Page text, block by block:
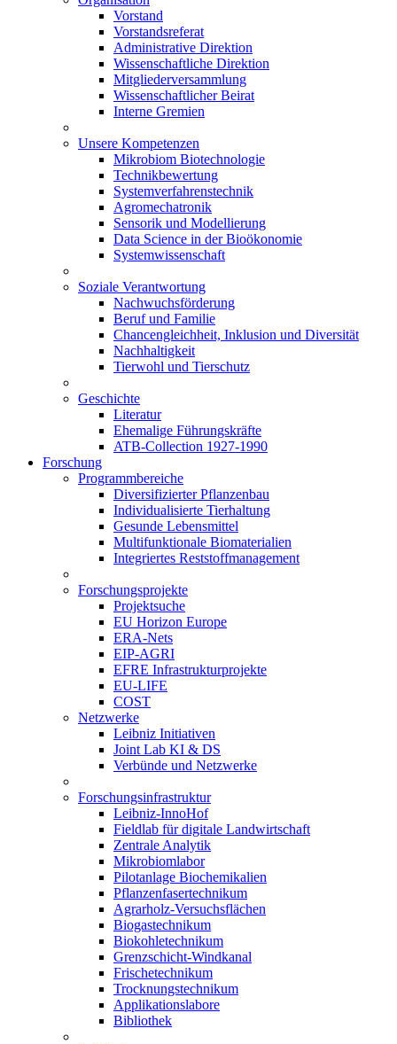
Vorstand
Vorstandsreferat
Administrative Direktion
Wissenschaftliche Direktion
Mitgliederversammlung
Wissenschaftlicher Beirat
Interne Gremien
Unsere Kompetenzen
Mikrobiom Biotechnologie
Technikbewertung
Systemverfahrenstechnik
Agromechatronik
Sensorik und Modellierung
Data Science in der Bioökonomie
Systemwissenschaft
Soziale Verantwortung
Nachwuchsförderung
Beruf und Familie
Chancengleichheit, Inklusion und Diversität
Nachhaltigkeit
Tierwohl und Tierschutz
Geschichte
Literatur
Ehemalige Führungskräfte
ATB-Collection 1927-1990
Forschung
Programmbereiche
Diversifizierter Pflanzenbau
Individualisierte Tierhaltung
Gesunde Lebensmittel
Multifunktionale Biomaterialien
Integriertes Reststoffmanagement
Forschungsprojekte
Projektsuche
EU Horizon Europe
ERA-Nets
EIP-AGRI
EFRE Infrastrukturprojekte
EU-LIFE
COST
Netzwerke
Leibniz Initiativen
Joint Lab KI & DS
Verbünde und Netzwerke
Forschungsinfrastruktur
Leibniz-InnoHof
Fieldlab für digitale Landwirtschaft
Zentrale Analytik
Mikrobiomlabor
Pilotanlage Biochemikalien
Pflanzenfasertechnikum
Agrarholz-Versuchsflächen
Biogastechnikum
Biokohletechnikum
Grenzschicht-Windkanal
Frischetechnikum
Trocknungstechnikum
Applikationslabore
Bibliothek